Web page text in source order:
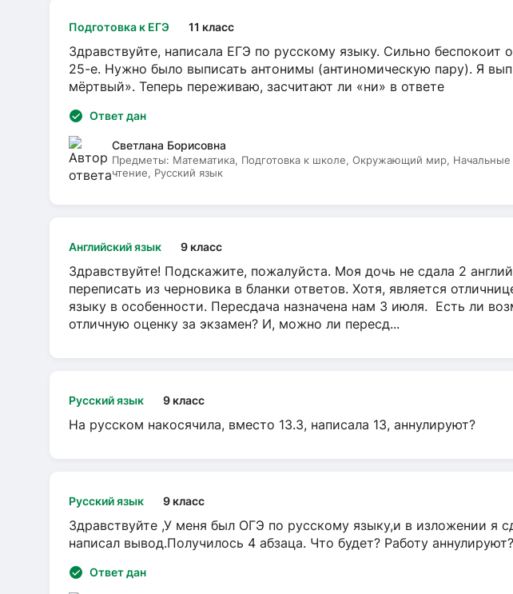
Подготовка к ЕГЭ 11 класс
Здравствуйте, написала ЕГЭ по русскому языку. Сильно беспокоит
25-е. Нужно было выписать антонимы (антиномическую пару). Я
мёртвый». Теперь переживаю, засчитают ли «ни» в ответе
Ответ дан
Светлана Борисовна
Предметы: Математика, Подготовка к школе, Окружающий мир, Начальные
чтение, Русский язык
Английский язык 9 класс
Здравствуйте! Подскажите, пожалуйста. Моя дочь не сдала 2
переписать из черновика в бланки ответов. Хотя, является
языку в особенности. Пересдача назначена нам 3 июля. Есть ли
отличную оценку за экзамен? И, можно ли пересд...
Русский язык 9 класс
На русском накосячила, вместо 13.3, написала 13, аннулируют?
Русский язык 9 класс
Здравствуйте ,У меня был ОГЭ по русскому языку,и в изложении я
написал вывод.Получилось 4 абзаца. Что будет? Работу аннулируют?
Ответ дан